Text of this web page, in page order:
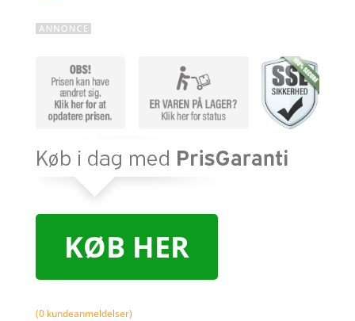
KØB HER
(0kundeanmeldelser)